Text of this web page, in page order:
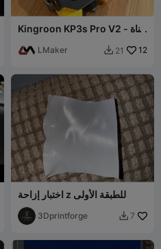
Kingroon KP3s Pro V2 - قناة
LMaker  21 12
اختبار إزاحة z للطبقة الأولى
3Dprintforge  7